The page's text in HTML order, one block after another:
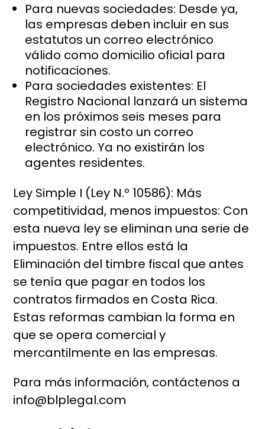
Para nuevas sociedades: Desde ya,
las empresas deben incluir en sus
estatutos un correo electrónico
válido como domicilio oficial para
notificaciones.
Para sociedades existentes: El
Registro Nacional lanzará un sistema
en los próximos seis meses para
registrar sin costo un correo
electrónico. Ya no existirán los
agentes residentes.
Ley Simple I (Ley N.º 10586): Más
competitividad, menos impuestos: Con
esta nueva ley se eliminan una serie de
impuestos. Entre ellos está la
Eliminación del timbre fiscal que antes
se tenía que pagar en todos los
contratos firmados en Costa Rica.
Estas reformas cambian la forma en
que se opera comercial y
mercantilmente en las empresas.
Para más información, contáctenos a
info@blplegal.com